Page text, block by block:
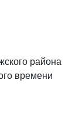
района
времени